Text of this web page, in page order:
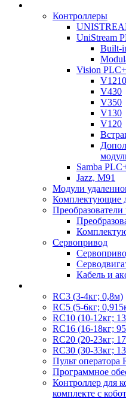
Контроллеры
UniStream
Built-
Vision
V430
V350
V130
V120
Samba
Jazz, M91
Модули
Комплектующие
Преобразователи
Сервопривод
Кабель и
RC3 (3-4кг; 0,8м)
RC5 (5-6кг;
RC10 (10-12кг;
RC16 (16-18кг;
RC20 (20-23кг;
RC30 (30-33кг;
Пульт оператора
Программное
Контроллер для
комплекте с